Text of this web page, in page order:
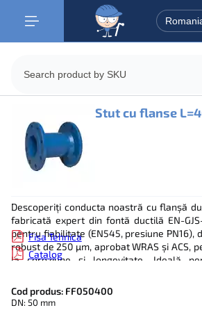
Stut cu flanse
Descoperiți conducta noastră cu flanșă
fabricată expert din fontă ductilă EN-
pentru fiabilitate (EN545, presiune PN16),
robust de 250 µm, aprobat WRAS și ACS,
la coroziune și longevitate. Ideală
alimentare cu apă, între 0°C și +80°C. Cu
și disponibilitate imediată pentru
noastre asigură instalații rapide și sigure.
Fisa Tehnica
Catalog
Cod produs: FF050400
DN: 50 mm